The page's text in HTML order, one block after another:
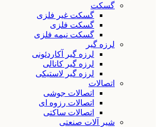
گسکت
گسکت غیر فلزی
گسکت فلزی
گسکت نیمه فلزی
لرزه گیر
لرزه گیر آکاردئونی
لرزه گیر کانالی
لرزه گیر لاستیکی
اتصالات
اتصالات جوشی
اتصالات رزوه ای
اتصالات ساکتی
شیر آلات صنعتی